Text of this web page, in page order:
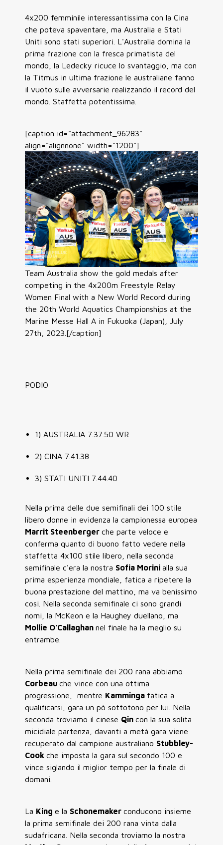
4x200 femminile interessantissima con la Cina
che poteva spaventare, ma Australia e Stati
Uniti sono stati superiori. L'Australia domina la
prima frazione con la fresca primatista del
mondo, la Ledecky ricuce lo svantaggio, ma con
la Titmus in ultima frazione le australiane fanno
il vuoto sulle avversarie realizzando il record del
mondo. Staffetta potentissima.
[caption id="attachment_96283"
align="alignnone" width="1200"]
Team Australia show the gold medals after
competing in the 4x200m Freestyle Relay
Women Final with a New World Record during
the 20th World Aquatics Championships at the
Marine Messe Hall A in Fukuoka (Japan), July
27th, 2023.[/caption]
PODIO
1) AUSTRALIA 7.37.50 WR
2) CINA 7.41.38
3) STATI UNITI 7.44.40
Nella prima delle due semifinali dei 100 stile
libero donne in evidenza la campionessa europea
Marrit Steenberger che parte veloce e
conferma quanto di buono fatto vedere nella
staffetta 4x100 stile libero, nella seconda
semifinale c'era la nostra Sofia Morini alla sua
prima esperienza mondiale, fatica a ripetere la
buona prestazione del mattino, ma va benissimo
cosi. Nella seconda semifinale ci sono grandi
nomi, la McKeon e la Haughey duellano, ma
Mollie O'Callaghan nel finale ha la meglio su
entrambe.
Nella prima semifinale dei 200 rana abbiamo
Corbeau che vince con una ottima
progressione, mentre Kamminga fatica a
qualificarsi, gara un pò sottotono per lui. Nella
seconda troviamo il cinese Qin con la sua solita
micidiale partenza, davanti a metà gara viene
recuperato dal campione australiano Stubbley-
Cook che imposta la gara sul secondo 100 e
vince siglando il miglior tempo per la finale di
domani.
La King e la Schonemaker conducono insieme
la prima semifinale dei 200 rana vinta dalla
sudafricana. Nella seconda troviamo la nostra